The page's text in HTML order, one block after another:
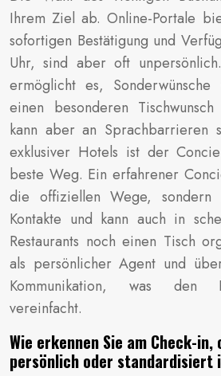
Ihrem Ziel ab. Online-Portale
sofortigen Bestätigung und
Uhr, sind aber oft
ermöglicht es,
einen besonderen
kann aber an Sprachbarrieren
exklusiver Hotels ist der
beste Weg. Ein erfahrener
die offiziellen Wege, sondern
Kontakte und kann auch in
Restaurants noch einen Tisch
als persönlicher Agent und
Kommunikation, was den
vereinfacht.
Wie erkennen Sie am Check-in,
persönlich oder standardisiert